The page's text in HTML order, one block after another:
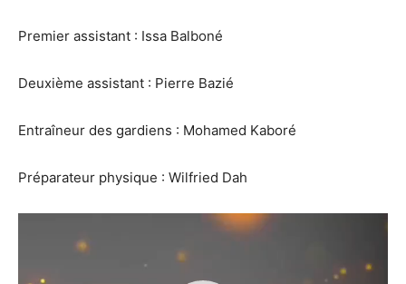
Premier assistant : Issa Balboné
Deuxième assistant : Pierre Bazié
Entraîneur des gardiens : Mohamed Kaboré
Préparateur physique : Wilfried Dah
Lecteur